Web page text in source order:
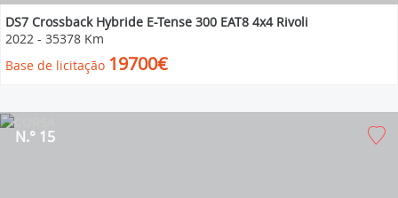
DS7 Crossback Hybride E-Tense 300 EAT8 4x4 Rivoli
2022 - 35378 Km
Base de licitação 19700€
N.° 15